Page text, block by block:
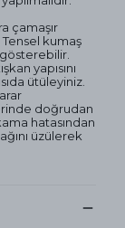
çamaşır
kumaş
yapısını
ütüleyiniz.
doğrudan
hatasından
üzülerek